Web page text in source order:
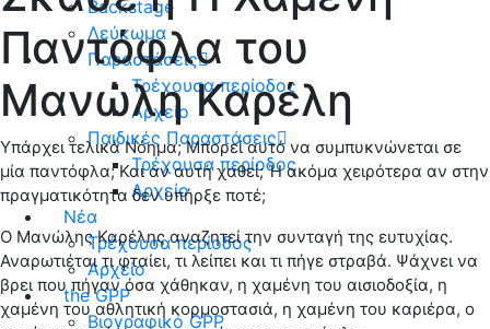
Backstage
Λεύκωμα
Παραστάσεις
Τρέχουσα περίοδος
Αρχείο
Παιδικές Παραστάσεις
Τρέχουσα περίοδος
Αρχείο
Νέα
Τρέχουσα περίοδος
Αρχείο
the GPP
Βιογραφικό GPP
Παντόφλα του
Μανώλη Καρέλη
Υπάρχει τελικά Νόημα; Μπορεί αυτό να συμπυκνώνεται σε
μία παντόφλα; Και αν αυτή χαθεί; Ή ακόμα χειρότερα αν στην
πραγματικότητα δεν υπήρξε ποτέ;
Ο Μανώλης Καρέλης αναζητεί την συνταγή της ευτυχίας.
Αναρωτιέται τι φταίει, τι λείπει και τι πήγε στραβά. Ψάχνει να
βρει που πήγαν όσα χάθηκαν, η χαμένη του αισιοδοξία, η
χαμένη του αθλητική κορμοστασιά, η χαμένη του καριέρα, ο